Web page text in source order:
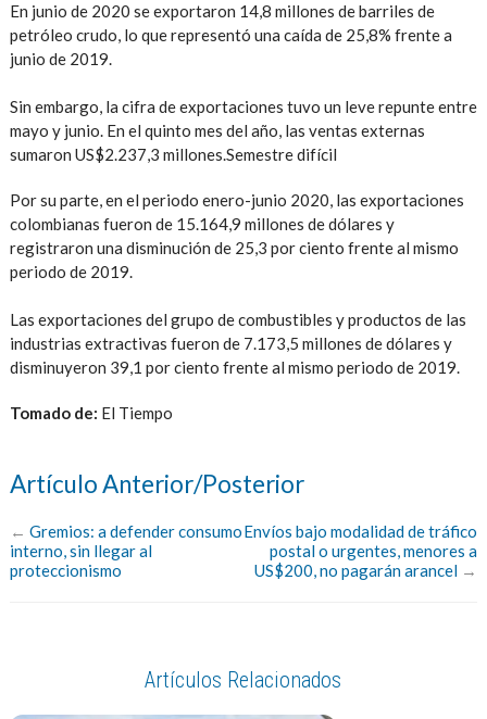
En junio de 2020 se exportaron 14,8 millones de barriles de
petróleo crudo, lo que representó una caída de 25,8% frente a
junio de 2019.
Sin embargo, la cifra de exportaciones tuvo un leve repunte entre
mayo y junio. En el quinto mes del año, las ventas externas
sumaron US$2.237,3 millones.Semestre difícil
Por su parte, en el periodo enero-junio 2020, las exportaciones
colombianas fueron de 15.164,9 millones de dólares y
registraron una disminución de 25,3 por ciento frente al mismo
periodo de 2019.
Las exportaciones del grupo de combustibles y productos de las
industrias extractivas fueron de 7.173,5 millones de dólares y
disminuyeron 39,1 por ciento frente al mismo periodo de 2019.
Tomado de: El Tiempo
Artículo Anterior/Posterior
← Gremios: a defender consumo
interno, sin llegar al
proteccionismo
Envíos bajo modalidad de tráfico
postal o urgentes, menores a
US$200, no pagarán arancel →
Artículos Relacionados